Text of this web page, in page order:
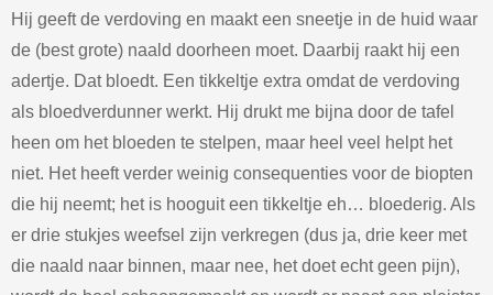
Hij geeft de verdoving en maakt een sneetje in de huid waar
de (best grote) naald doorheen moet. Daarbij raakt hij een
adertje. Dat bloedt. Een tikkeltje extra omdat de verdoving
als bloedverdunner werkt. Hij drukt me bijna door de tafel
heen om het bloeden te stelpen, maar heel veel helpt het
niet. Het heeft verder weinig consequenties voor de biopten
die hij neemt; het is hooguit een tikkeltje eh… bloederig. Als
er drie stukjes weefsel zijn verkregen (dus ja, drie keer met
die naald naar binnen, maar nee, het doet echt geen pijn),